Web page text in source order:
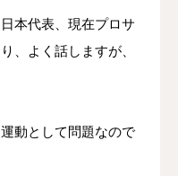
本代表、現在プロサ
、よく話しますが、
動として問題なので